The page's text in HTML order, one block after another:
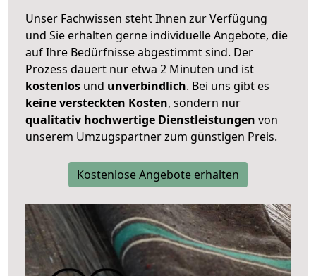
Unser Fachwissen steht Ihnen zur Verfügung
und Sie erhalten gerne individuelle Angebote, die
auf Ihre Bedürfnisse abgestimmt sind. Der
Prozess dauert nur etwa 2 Minuten und ist
kostenlos und unverbindlich. Bei uns gibt es
keine versteckten Kosten, sondern nur
qualitativ hochwertige Dienstleistungen von
unserem Umzugspartner zum günstigen Preis.
Kostenlose Angebote erhalten